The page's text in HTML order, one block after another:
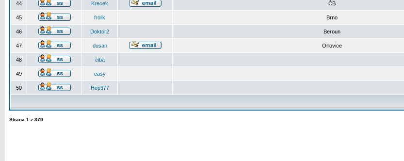
44 Krecek ČB
45 frolik Brno
46 Doktor2 Beroun
47 dusan Orlovice
48 ciba
49 easy
50 Hop377
Strana 1 z 370